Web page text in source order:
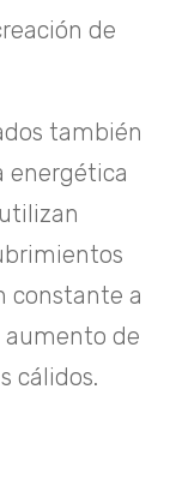
de
también
energética
constante a
aumento de
cálidos.